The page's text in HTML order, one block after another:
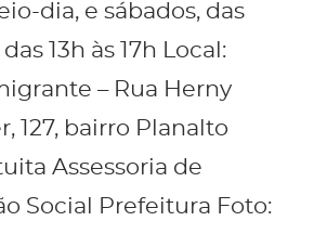
dia, e sábados, das
13h às 17h Local:
– Rua Herny
127, bairro Planalto
Assessoria de
Social Prefeitura Foto: